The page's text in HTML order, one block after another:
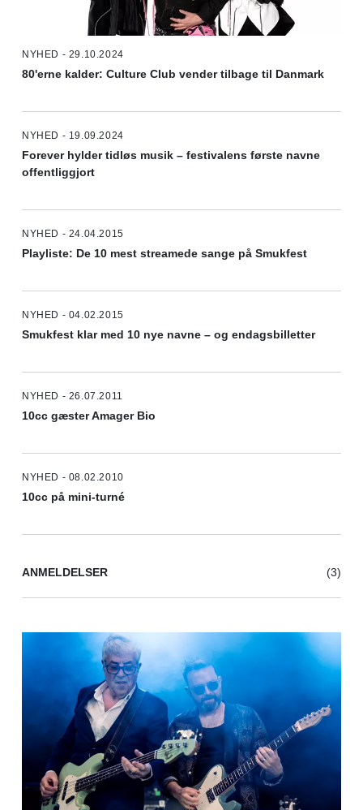
NYHED - 29.10.2024
80'erne kalder: Culture Club vender tilbage til Danmark
NYHED - 19.09.2024
Forever hylder tidløs musik – festivalens første navne
offentliggjort
NYHED - 24.04.2015
Playliste: De 10 mest streamede sange på Smukfest
NYHED - 04.02.2015
Smukfest klar med 10 nye navne – og endagsbilletter
NYHED - 26.07.2011
10cc gæster Amager Bio
NYHED - 08.02.2010
10cc på mini-turné
ANMELDELSER (3)